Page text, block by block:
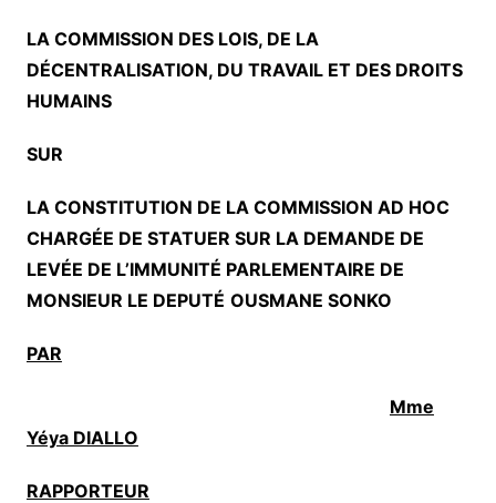
LA COMMISSION DES LOIS, DE LA
DÉCENTRALISATION, DU TRAVAIL ET DES DROITS
HUMAINS
SUR
LA CONSTITUTION DE LA COMMISSION AD HOC
CHARGÉE DE STATUER SUR LA DEMANDE DE
LEVÉE DE L’IMMUNITÉ PARLEMENTAIRE DE
MONSIEUR LE DEPUTÉ OUSMANE SONKO
PAR
Mme
Yéya DIALLO
RAPPORTEUR